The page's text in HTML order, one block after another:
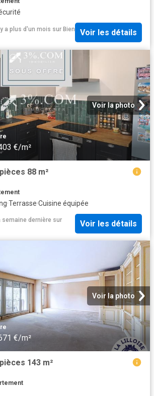
a plus d'un mois sur Bien
Voir les détails
Voir la photo
€/m²
88 m²
·Terrasse·Cuisine équipée
dernière sur
Voir les détails
Voir la photo
€/m²
143 m²